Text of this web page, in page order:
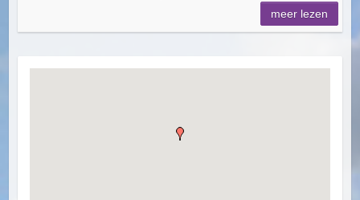
meer lezen